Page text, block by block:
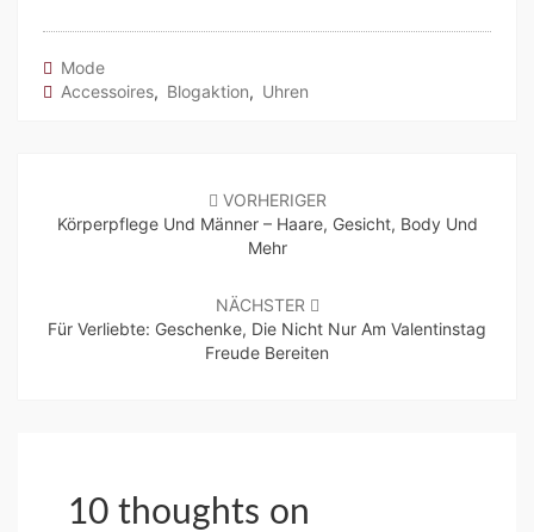
Mode
Accessoires, Blogaktion, Uhren
VORHERIGER
Körperpflege Und Männer – Haare, Gesicht, Body Und
Mehr
NÄCHSTER
Für Verliebte: Geschenke, Die Nicht Nur Am Valentinstag
Freude Bereiten
10 thoughts on